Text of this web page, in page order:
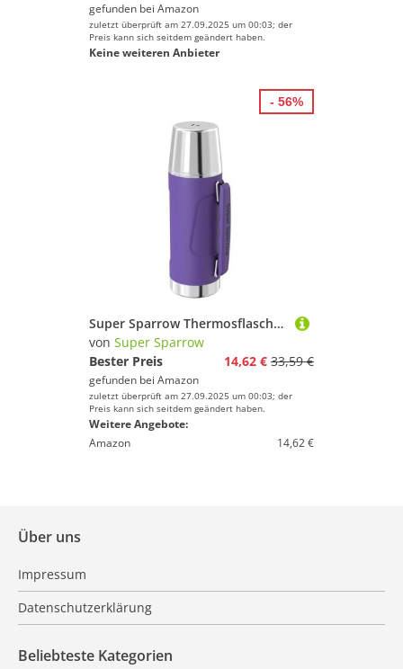
gefunden bei Amazon
zuletzt überprüft am 27.09.2025 um 00:03; der
Preis kann sich seitdem geändert haben.
Keine weiteren Anbieter
Super Sparrow Thermosflasche Edelstahl Trinkflasche - BPA-Frei - 750ml - Auslaufsicherer Deckel Fungiert als Trinkbecher - Hält 12/24 Std. Heiß/Kalt - Thermoskanne für Sport, Outdoor
von Super Sparrow
Bester Preis
14,62 € 33,59 €
gefunden bei Amazon
zuletzt überprüft am 27.09.2025 um 00:03; der
Preis kann sich seitdem geändert haben.
Weitere Angebote:
Amazon
14,62 €
- 56%
Über uns
Impressum
Datenschutzerklärung
Beliebteste Kategorien